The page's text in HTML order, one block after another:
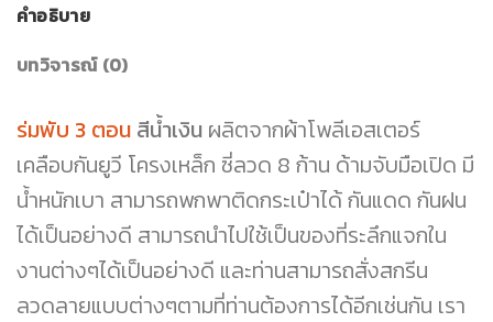
คำอธิบาย
บทวิจารณ์ (0)
ร่มพับ 3 ตอน สีน้ำเงิน ผลิตจากผ้าโพลีเอสเตอร์
เคลือบกันยูวี โครงเหล็ก ซี่ลวด 8 ก้าน ด้ามจับมือเปิด มี
น้ำหนักเบา สามารถพกพาติดกระเป๋าได้ กันแดด กันฝน
ได้เป็นอย่างดี สามารถนำไปใช้เป็นของที่ระลึกแจกใน
งานต่างๆได้เป็นอย่างดี และท่านสามารถสั่งสกรีน
ลวดลายแบบต่างๆตามที่ท่านต้องการได้อีกเช่นกัน เรา